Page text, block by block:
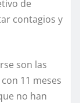
de
contagios y
son las
11 meses
no han